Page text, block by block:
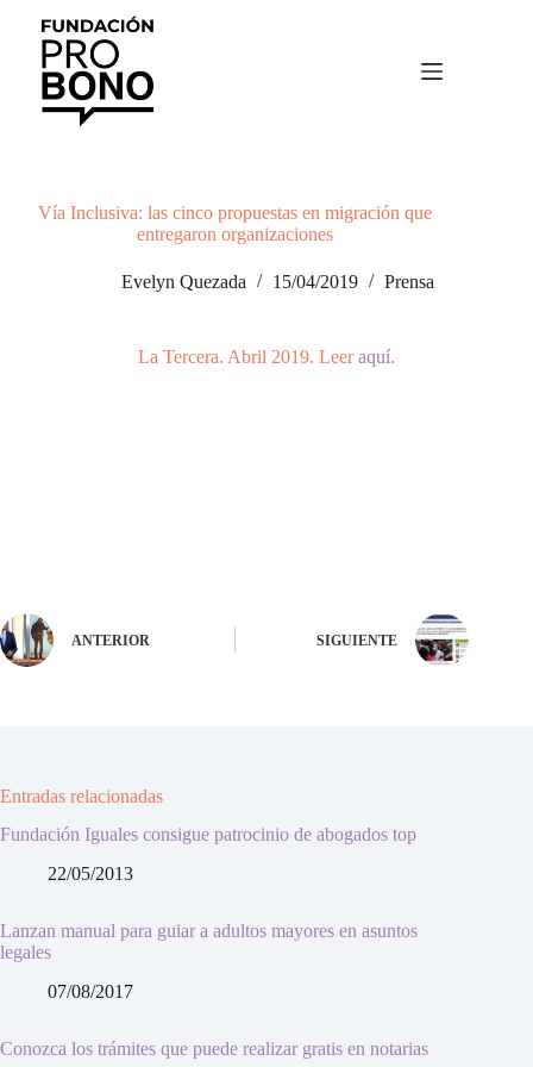
contenido
Vía Inclusiva: las cinco propuestas en migración que
entregaron organizaciones
Evelyn Quezada 15/04/2019 Prensa
La Tercera. Abril 2019. Leeraquí.
ANTERIOR SIGUIENTE
Entradas relacionadas
Fundación Iguales consigue patrocinio de abogados top
22/05/2013
Lanzan manual para guiar a adultos mayores en asuntos
legales
07/08/2017
Conozca los trámites que puede realizar gratis en notarias